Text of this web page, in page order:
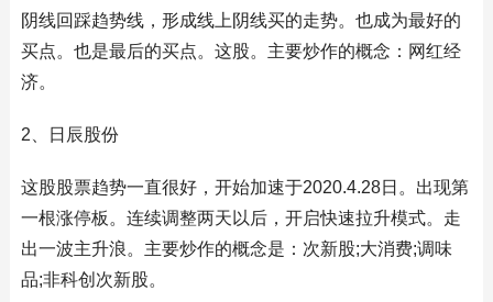
阴线回踩趋势线，形成线上阴线买的走势。也成为最好的
买点。也是最后的买点。这股。主要炒作的概念：网红经
济。
2、日辰股份
这股股票趋势一直很好，开始加速于2020.4.28日。出现第
一根涨停板。连续调整两天以后，开启快速拉升模式。走
出一波主升浪。主要炒作的概念是：次新股;大消费;调味
品;非科创次新股。